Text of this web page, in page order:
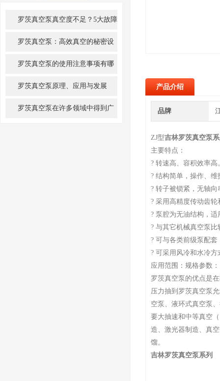
罗茨真空泵真空度不足？5大故障
原因及快速排查方法
罗茨真空泵：高效真空的秘密设
罗茨真空泵的使用注意事项有哪
些？罗茨真空泵原理、应用与发展
罗茨真空泵在许多领域中得到广
产品介绍
品牌
ZJ型吉林罗茨真空泵
主要特点：
? 转速高、容积效率高
? 结构简单，操作、维
? 转子被锁紧，无轴向
? 采用高精度传动齿
? 泵腔为无油结构，
? 与其它机械真空泵
? 可与各类前级泵配
? 可采用风冷和水冷
应用范围：规格参数：
罗茨真空泵的优点是
压力抽到罗茨真空泵
空泵、液环式真空泵
要大抽速和中等真空
造、激光器制造、真
馏。
吉林罗茨真空泵系列